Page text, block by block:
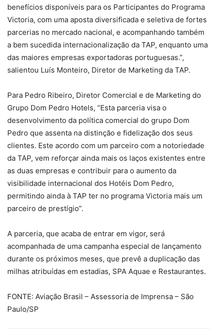
benefícios disponíveis para os Participantes do Programa
Victoria, com uma aposta diversificada e seletiva de fortes
parcerias no mercado nacional, e acompanhando também
a bem sucedida internacionalização da TAP, enquanto uma
das maiores empresas exportadoras portuguesas.”,
salientou Luís Monteiro, Diretor de Marketing da TAP.
Para Pedro Ribeiro, Diretor Comercial e de Marketing do
Grupo Dom Pedro Hotels, “Esta parceria visa o
desenvolvimento da política comercial do grupo Dom
Pedro que assenta na distinção e fidelização dos seus
clientes. Este acordo com um parceiro com a notoriedade
da TAP, vem reforçar ainda mais os laços existentes entre
as duas empresas e contribuir para o aumento da
visibilidade internacional dos Hotéis Dom Pedro,
permitindo ainda à TAP ter no programa Victoria mais um
parceiro de prestígio”.
A parceria, que acaba de entrar em vigor, será
acompanhada de uma campanha especial de lançamento
durante os próximos meses, que prevê a duplicação das
milhas atribuídas em estadias, SPA Aquae e Restaurantes.
FONTE: Aviação Brasil – Assessoria de Imprensa – São
Paulo/SP